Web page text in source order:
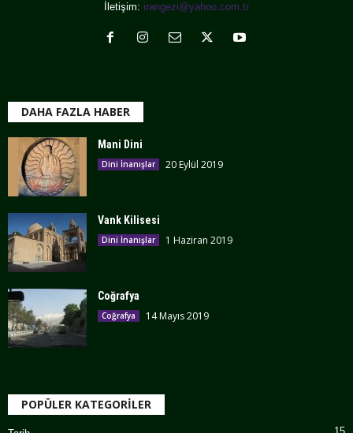
İletişim: irangezi@yahoo.com.tr
DAHA FAZLA HABER
Mani Dini
Dini İnanışlar 20 Eylül 2019
Vank Kilisesi
Dini İnanışlar 1 Haziran 2019
Coğrafya
Coğrafya 14 Mayıs 2019
POPÜLER KATEGORİLER